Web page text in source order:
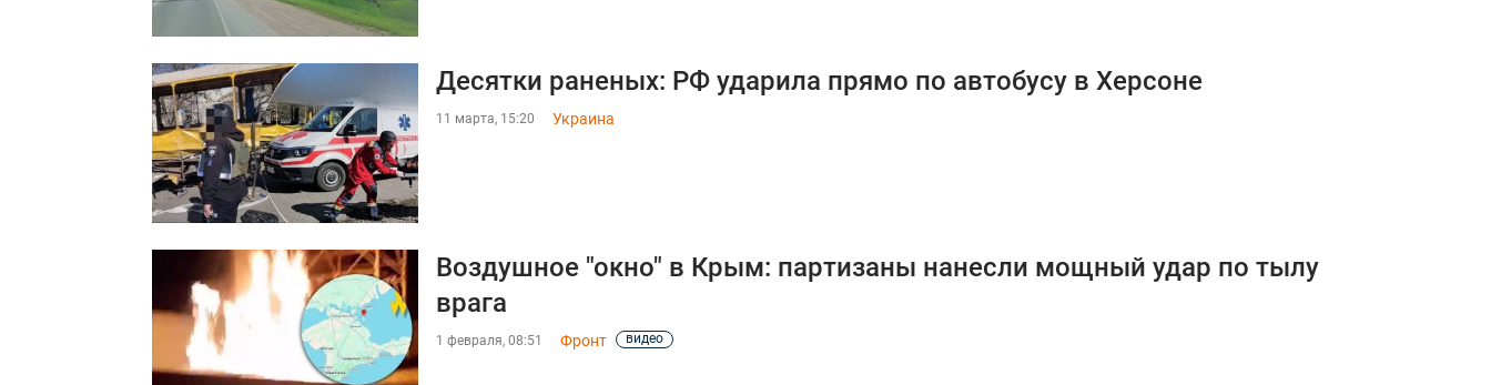
Десятки раненых: РФ ударила прямо по автобусу в Херсоне
11 марта, 15:20 Украина
Воздушное "окно" в Крым: партизаны нанесли мощный удар по тылу
врага
1 февраля, 08:51 Фронт видео